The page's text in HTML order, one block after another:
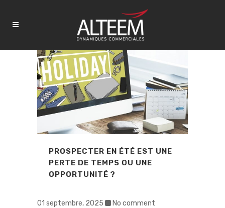
PROSPECTER EN ÉTÉ EST UNE
PERTE DE TEMPS OU UNE
OPPORTUNITÉ ?
01 septembre, 2025 No comment